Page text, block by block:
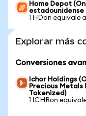
Home Depot
estadounidense
1 HDon equivale
Explorar más
Conversiones
Ichor Holdings
Precious Metals
Tokenized)
1 ICHRon